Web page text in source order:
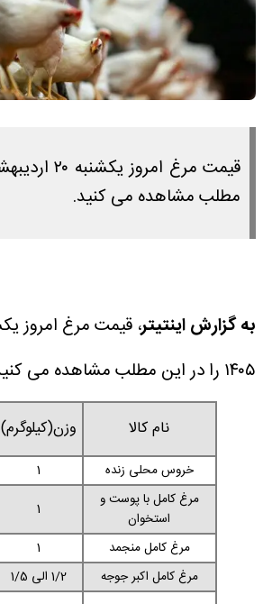
مطلب مشاهده می کنید.
به گزارش اینتیتر
۱۴۰۵ را در این مطلب مشاهده می کنید.
نام کالا وزن(کیلوگرم)
خروس محلی زنده 1
مرغ کامل با پوست و
استخوان
1
مرغ کامل منجمد
1
مرغ کامل اکبر جوجه
1/2 الی 1/5